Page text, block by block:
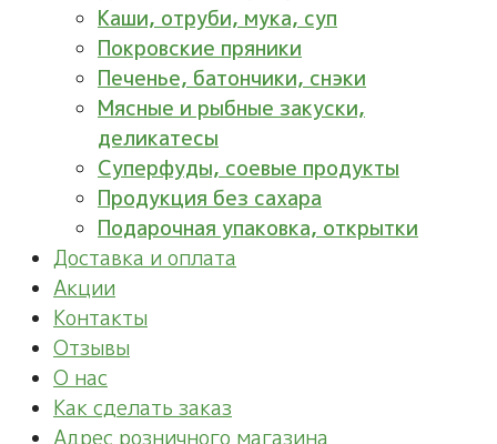
Каши, отруби, мука, суп
Покровские пряники
Печенье, батончики, снэки
Мясные и рыбные закуски,
деликатесы
Суперфуды, соевые продукты
Продукция без сахара
Подарочная упаковка, открытки
Доставка и оплата
Акции
Контакты
Отзывы
О нас
Как сделать заказ
Адрес розничного магазина